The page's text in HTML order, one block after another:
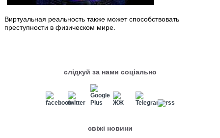
Виртуальная реальность также может способствовать
преступности в физическом мире.
слідкуй за нами соціально
свіжі новини